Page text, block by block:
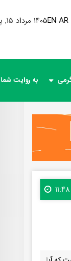
۱۴۰۵ مرداد ۱۵, پنجشنبهEN AR
به روایت شما